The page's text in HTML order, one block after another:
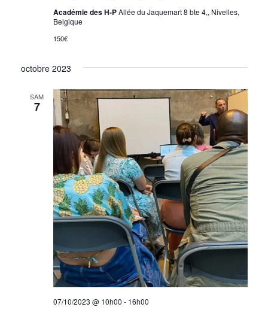
Académie des H-PAllée du Jaquemart 8 bte 4,, Nivelles,
Belgique
150€
octobre 2023
SAM
7
07/10/2023 @ 10h00 - 16h00